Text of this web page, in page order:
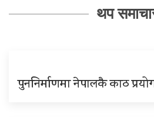
थप
पुननिर्माणमा नेपालकै काठ